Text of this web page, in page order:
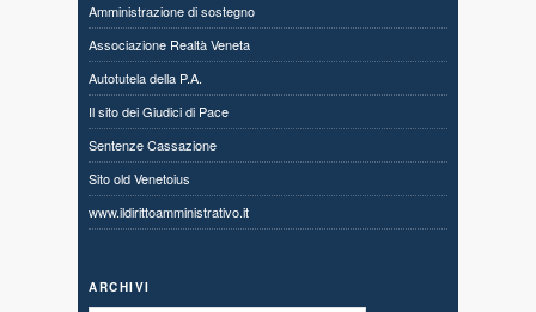
Amministrazione di sostegno
Associazione Realtà Veneta
Autotutela della P.A.
Il sito dei Giudici di Pace
Sentenze Cassazione
Sito old Venetoius
www.ildirittoamministrativo.it
ARCHIVI